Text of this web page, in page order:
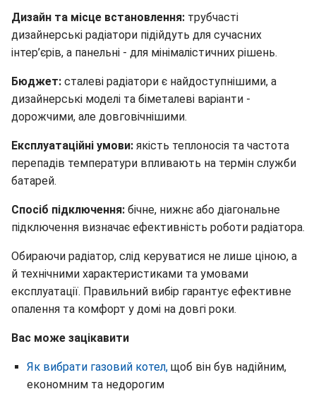
Дизайн та місце встановлення: трубчасті
дизайнерські радіатори підійдуть для сучасних
інтер’єрів, а панельні - для мінімалістичних рішень.
Бюджет: сталеві радіатори є найдоступнішими, а
дизайнерські моделі та біметалеві варіанти -
дорожчими, але довговічнішими.
Експлуатаційні умови: якість теплоносія та частота
перепадів температури впливають на термін служби
батарей.
Спосіб підключення: бічне, нижнє або діагональне
підключення визначає ефективність роботи радіатора.
Обираючи радіатор, слід керуватися не лише ціною, а
й технічними характеристиками та умовами
експлуатації. Правильний вибір гарантує ефективне
опалення та комфорт у домі на довгі роки.
Вас може зацікавити
Як вибрати газовий котел, щоб він був надійним,
економним та недорогим